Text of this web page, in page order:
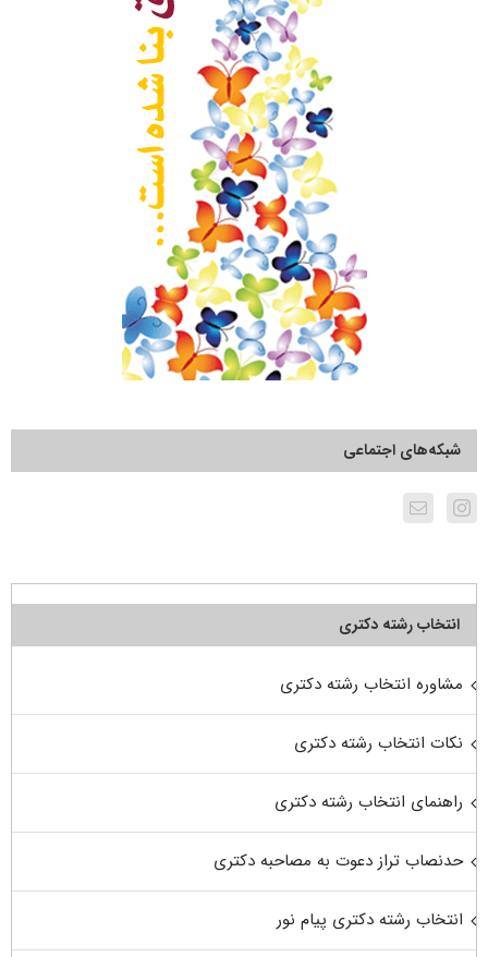
شبکه‌های اجتماعی
انتخاب رشته دکتری
مشاوره انتخاب رشته دکتری
نکات انتخاب رشته دکتری
راهنمای انتخاب رشته دکتری
حدنصاب تراز دعوت به مصاحبه دکتری
انتخاب رشته دکتری پیام نور